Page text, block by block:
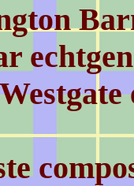
Westgate